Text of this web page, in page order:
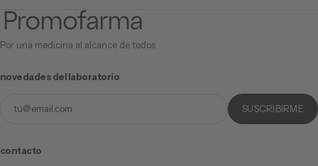
Por una medicina al alcance de todos
novedades del laboratorio
Email SUSCRIBIRME
contacto